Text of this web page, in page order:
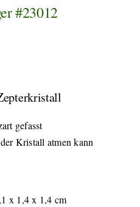
#23012
gefasst
Kristall atmen kann
x 1,4 x 1,4 cm